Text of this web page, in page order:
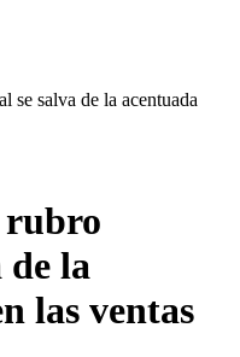
se salva de la acentuada
de la
las ventas